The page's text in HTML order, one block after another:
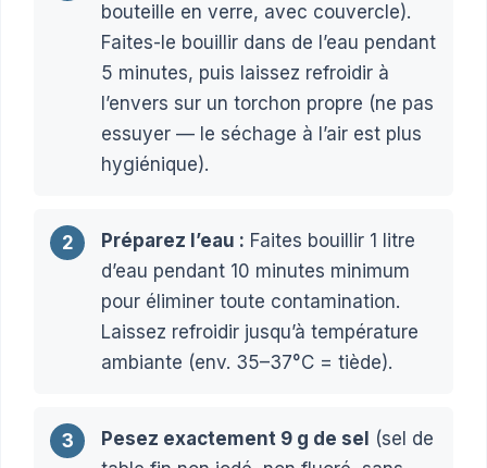
bouteille en verre, avec couvercle).
Faites-le bouillir dans de l’eau pendant
5 minutes, puis laissez refroidir à
l’envers sur un torchon propre (ne pas
essuyer — le séchage à l’air est plus
hygiénique).
2 Préparez l’eau : Faites bouillir 1 litre
d’eau pendant 10 minutes minimum
pour éliminer toute contamination.
Laissez refroidir jusqu’à température
ambiante (env. 35–37°C = tiède).
3 Pesez exactement 9 g de sel
(sel de